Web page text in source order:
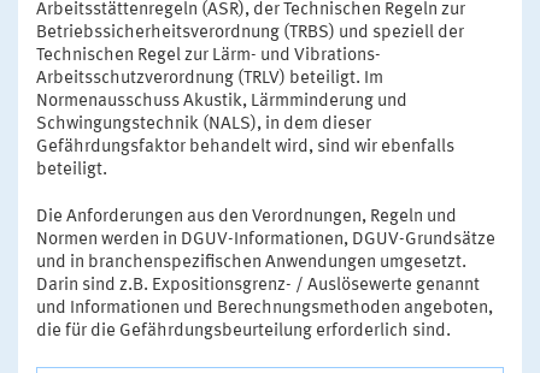
Arbeitsstättenregeln (ASR), der Technischen Regeln zur
Betriebssicherheitsverordnung (TRBS) und speziell der
Technischen Regel zur Lärm- und Vibrations-
Arbeitsschutzverordnung (TRLV) beteiligt. Im
Normenausschuss Akustik, Lärmminderung und
Schwingungstechnik (NALS), in dem dieser
Gefährdungsfaktor behandelt wird, sind wir ebenfalls
beteiligt.
Die Anforderungen aus den Verordnungen, Regeln und
Normen werden in DGUV-Informationen, DGUV-Grundsätze
und in branchenspezifischen Anwendungen umgesetzt.
Darin sind z.B. Expositionsgrenz- / Auslösewerte genannt
und Informationen und Berechnungsmethoden angeboten,
die für die Gefährdungsbeurteilung erforderlich sind.